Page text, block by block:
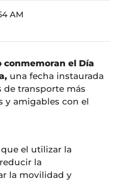
AM
conmemoran el Día
una fecha instaurada
de transporte más
y amigables con el
el utilizar la
la
la movilidad y